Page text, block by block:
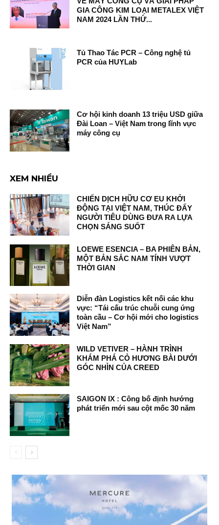
GIA CÔNG KIM LOẠI METALEX VIỆT
NAM 2024 LẦN THỨ...
Tủ Thao Tác PCR – Công nghệ tủ
PCR của HUYLab
Cơ hội kinh doanh 13 triệu USD giữa
Đài Loan – Việt Nam trong lĩnh vực
máy công cụ
XEM NHIỀU
CHIẾN DỊCH HỮU CƠ EU KHỞI
ĐỘNG TẠI VIỆT NAM, THÚC ĐẨY
NGƯỜI TIÊU DÙNG ĐƯA RA LỰA
CHỌN SÁNG SUỐT
LOEWE ESENCIA – BA PHIÊN BẢN,
MỘT BẢN SẮC NAM TÍNH VƯỢT
THỜI GIAN
Diễn đàn Logistics kết nối các khu
vực: “Tái cấu trúc chuỗi cung ứng
toàn cầu – Cơ hội mới cho logistics
Việt Nam”
WILD VETIVER – HÀNH TRÌNH
KHÁM PHÁ CỎ HƯƠNG BÀI DƯỚI
GÓC NHÌN CỦA CREED
SAIGON IX : Công bố định hướng
phát triển mới sau cột mốc 30 năm